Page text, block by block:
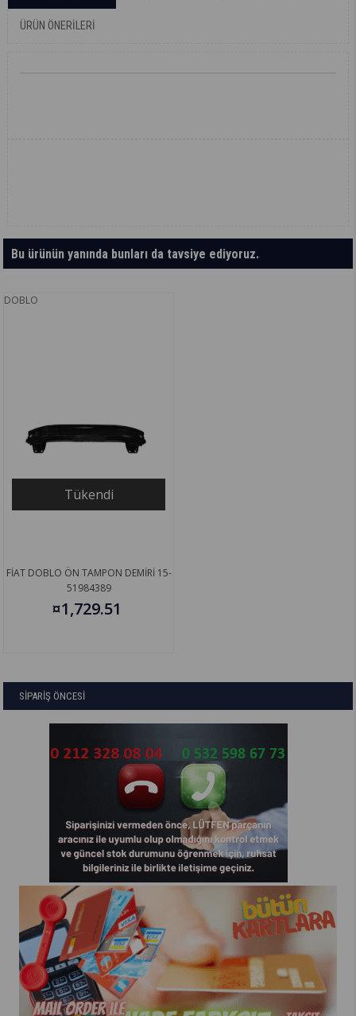
ÜRÜN ÖNERILERI
Bu ürünün yanında bunları da tavsiye ediyoruz.
DOBLO
Tükendi
FİAT DOBLO ÖN TAMPON DEMİRİ 15-
51984389
¤1,729.51
SİPARİŞ ÖNCESİ